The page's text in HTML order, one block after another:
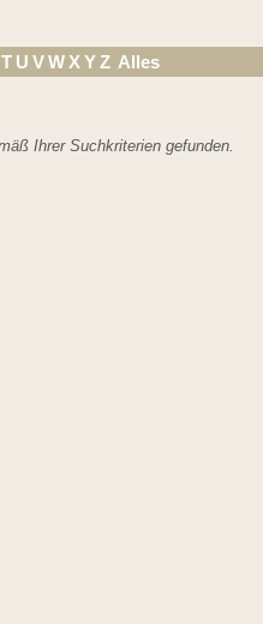
T U VWXYZ Alles
Ihrer Suchkriterien gefunden.